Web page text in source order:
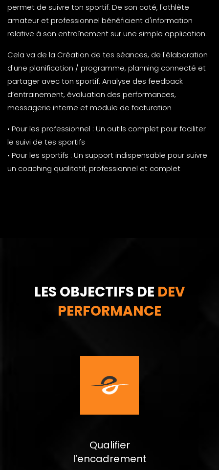
permet de suivre ton sportif. De son coté, l'athlète
amateur et professionnel bénéficient d'information
relative à son entraînement sur une simple application.
Cela va de la Création de tes séances, de l'élaboration
d'une planification / programme, planning connecté et
partager avec ton sportif, Analyse des feedback
d’entrainement, évaluation des performances,
messagerie interne et module de facturation
• Pour les professionnel : Un outils complet pour faciliter
le suivi de tes sportifs
• Pour les sportifs : Un support indispensable pour suivre
un coaching qualitatif, professionnel et complet
LES OBJECTIFS DE DEV
PERFORMANCE
Qualifier
l’encadrement